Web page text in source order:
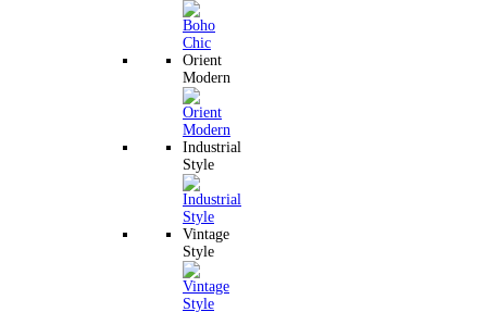
Orient
Modern
Industrial
Style
Vintage
Style